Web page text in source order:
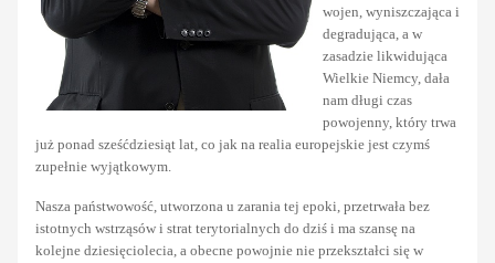
wojen, wyniszczająca i
degradująca, a w
zasadzie likwidująca
Wielkie Niemcy, dała
nam długi czas
powojenny, który trwa
już ponad sześćdziesiąt lat, co jak na realia europejskie jest czymś
zupełnie wyjątkowym.
Nasza państwowość, utworzona u zarania tej epoki, przetrwała bez
istotnych wstrząsów i strat terytorialnych do dziś i ma szansę na
kolejne dziesięciolecia, a obecne powojnie nie przekształci się w